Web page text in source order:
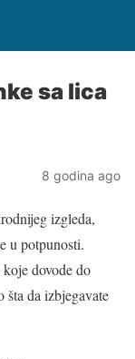
sa lica
8 godina ago
izgleda,
u potpunosti.
dovode do
šta da izbjegavate